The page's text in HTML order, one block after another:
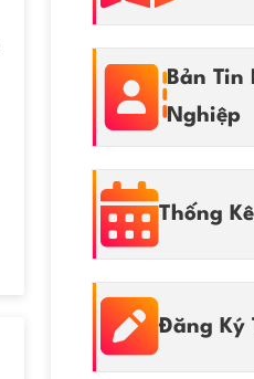
Bản Tin
Nghiệp
Thống
Đăng Ký